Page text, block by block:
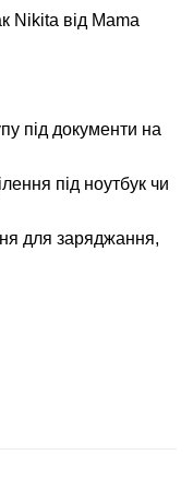
Nikita від Mama
під документи на
під ноутбук чи
для заряджання,